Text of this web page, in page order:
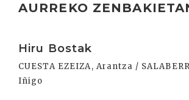
AURREKO
Hiru Bostak
CUESTA EZEIZA, Arantza /
Iñigo